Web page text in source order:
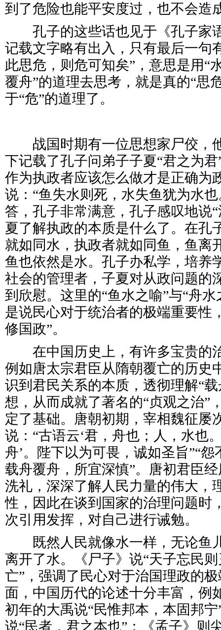
到了危险也能平安度过，也不会造
孔子的这些话也见于《孔子家
记载文字略有出入，只有最后一句
此思危，则危可知矣”，意思是用“
覆舟”的道理去思考，就是真的“思
于“危”的道理了。
战国时期有一位思想家尸佼，
下记载了孔子问弟子子夏“君之为
作为执政者应该怎么做才是正确为
说：“鱼失水则死，水失鱼犹为水
答，孔子非常满意，孔子感叹地说
夏了解执政的本质是什么了。在孔
就如同水，执政者就如同鱼，鱼离
鱼也依然是水。孔子办私学，培养
社会的管理者，子夏对从政问题的
到欣慰。这里的“鱼水之喻”与“舟
是说民心对于统治者的极端重要性
修国政”。
在中国历史上，有许多宝贵的
例如唐太宗君臣从隋朝覆亡的历史
识到君民关系的本质，透彻理解“
想，从而成就了著名的“贞观之治”
定了基础。唐朝初期，宰相魏征屡
说：“古语云‘君，舟也；人，水也
舟’。陛下以为可畏，诚如圣旨”“
载舟覆舟，所宜深慎”。唐初君臣
洗礼，深深了解人民力量的伟大，
性，因此在谈到国家的治理问题时
次引用发挥，对自己进行诫勉。
既然人民就像水一样，无论鱼
离开了水。《尸子》说“天子忘民
亡”，强调了民心对于治国理政的
面，中国历代的论述十分丰富，例
初年的大禹说“民惟邦本，本固邦
说“民者，君之本也”；《孟子》则